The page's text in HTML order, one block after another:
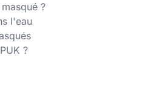
?
l'eau
?